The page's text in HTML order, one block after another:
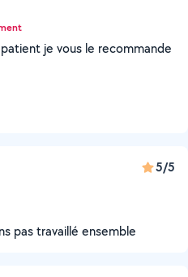
je vous le recommande
5/5
pas travaillé ensemble